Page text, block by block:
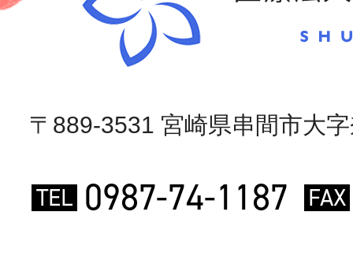
〒889-3531 宮崎県串間市大
TEL 0987-74-1187 FAX